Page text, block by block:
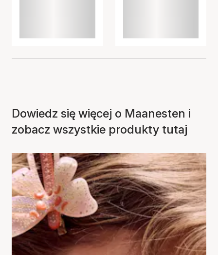
Dowiedz się więcej o Maanesten i
zobacz wszystkie produkty tutaj